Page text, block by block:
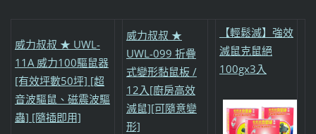
威力叔叔 ★ UWL-
11A 威力100驅鼠器
[有效坪數50坪] [超
音波驅鼠、磁震波驅
蟲] [隨插即用]
威力叔叔 ★
UWL-099 折疊
式變形黏鼠板 /
12入[廚房高效
滅鼠][可隨意變
形]
【輕鬆滅】強效
滅鼠克鼠絕
100gx3入